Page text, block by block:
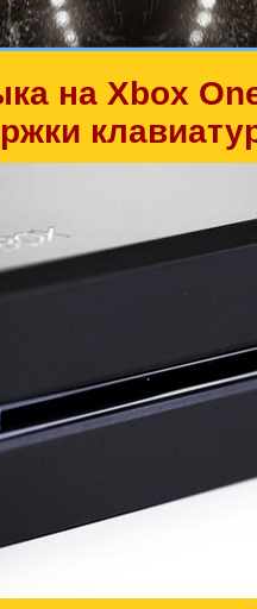
на Xbox